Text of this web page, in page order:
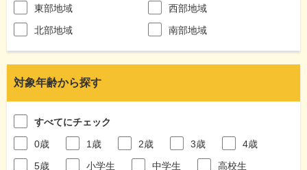
東部地域
西部地域
北部地域
南部地域
対象年齢から探す
すべてにチェック
0歳
1歳 2歳 3歳
4歳
5歳
小学生 中学生
高校生